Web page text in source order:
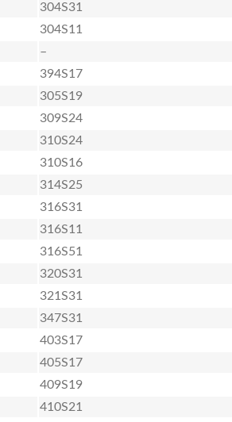
304S31
304S11
–
394S17
305S19
309S24
310S24
310S16
314S25
316S31
316S11
316S51
320S31
321S31
347S31
403S17
405S17
409S19
410S21